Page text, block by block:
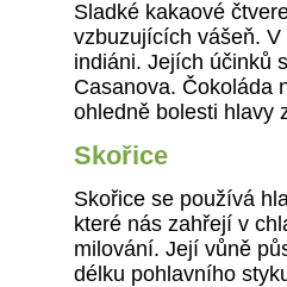
Sladké kakaové
vzbuzujících vášeň.
indiáni. Jejích účinků
Casanova. Čokoláda
ohledně bolesti hlavy
Skořice
Skořice se používá
které nás zahřejí v
milování. Její vůně
délku pohlavního